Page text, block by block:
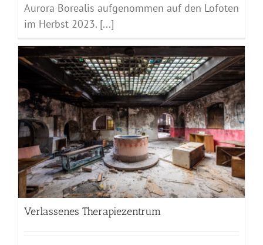
Aurora Borealis aufgenommen auf den Lofoten
im Herbst 2023. [...]
Verlassenes Therapiezentrum